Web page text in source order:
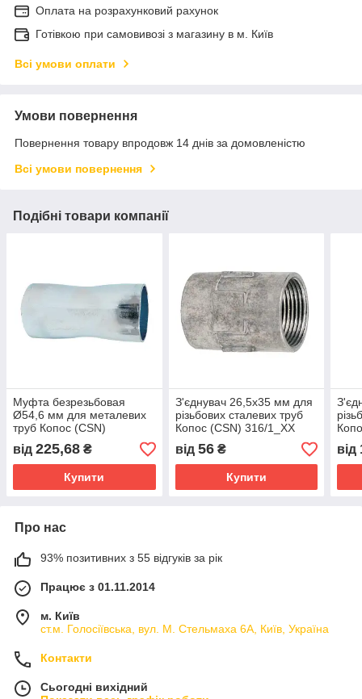
Оплата на розрахунковий рахунок
Готівкою при самовивозі з магазину в м. Київ
Всі умови оплати
Умови повернення
Повернення товару впродовж 14 днів за домовленістю
Всі умови повернення
Подібні товари компанії
Муфта безрезьбовая
Ø54,6 мм для металевих
труб Копос (CSN)
342/2_XX
від 225,68 ₴
Купити
З'єднувач 26,5х35 мм для
різьбових сталевих труб
Копос (CSN) 316/1_XX
від 56₴
Купити
від
Про нас
93% позитивних з 55 відгуків за рік
Працює з 01.11.2014
м. Київ
ст.м. Голосіївська, вул. М. Стельмаха 6А, Київ, Україна
Контакти
Сьогодні вихідний